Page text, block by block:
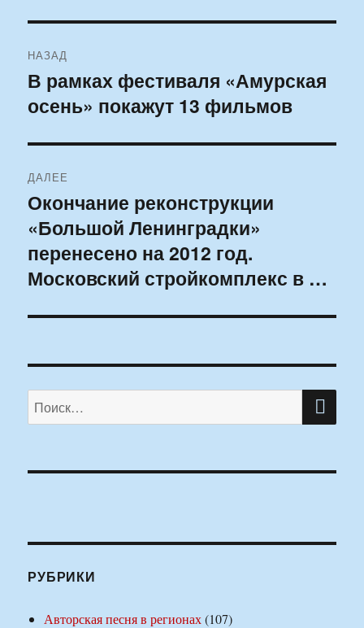
по
записям
НАЗАД
Предыдущая
запись:
В рамках фестиваля «Амурская
осень» покажут 13 фильмов
ДАЛЕЕ
Следующая
запись:
Окончание реконструкции
«Большой Ленинградки»
перенесено на 2012 год.
Московский стройкомплекс в …
Искать:
РУБРИКИ
Авторская песня в регионах(107)